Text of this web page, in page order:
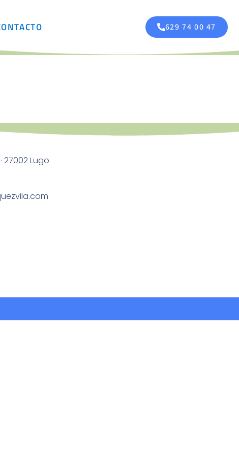
629 74 00 47
27002 Lugo